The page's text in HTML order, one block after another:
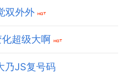
双外外
化超级大啊
乃JS复号码